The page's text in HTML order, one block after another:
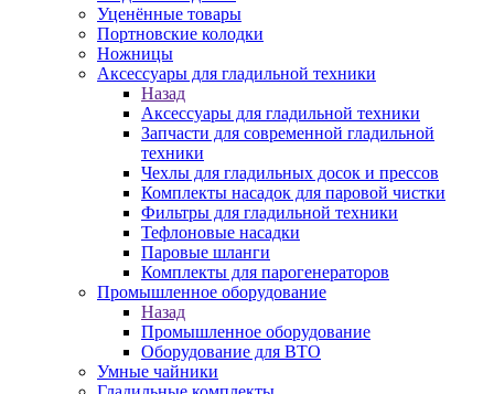
Уценённые товары
Портновские колодки
Ножницы
Аксессуары для гладильной техники
Назад
Аксессуары для гладильной техники
Запчасти для современной гладильной
техники
Чехлы для гладильных досок и прессов
Комплекты насадок для паровой чистки
Фильтры для гладильной техники
Тефлоновые насадки
Паровые шланги
Комплекты для парогенераторов
Промышленное оборудование
Назад
Промышленное оборудование
Оборудование для ВТО
Умные чайники